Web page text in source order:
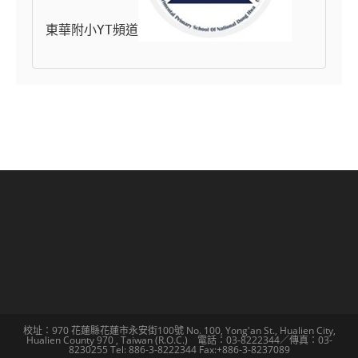
東華附小YT頻道
校址：970 花蓮縣花蓮市永安街100號 No. 100, Yong'an St., Hualien City,
Hualien County 970 , Taiwan (R.O.C.) 電話：03-8222344／傳真：03-
8230255 Tel: 886-3-8222344 Fax:+886-3-8237089